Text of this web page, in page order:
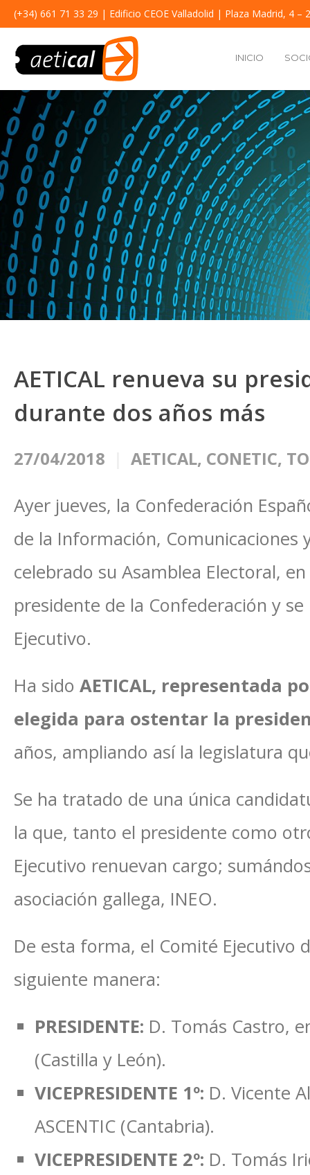
(+34) 661 71 33 29 | Edificio CEOE Valladolid | Plaza Madrid, 4 –
INICIO
AETICAL renueva su
durante dos años más
27/04/2018 AETICAL, CONETIC,
Ayer jueves, la Confederación
de la Información, Comunicaciones
celebrado su Asamblea Electoral,
presidente de la Confederación y
Ejecutivo.
Ha sido AETICAL, representada
elegida para ostentar la
años, ampliando así la legislatura
Se ha tratado de una única
la que, tanto el presidente como
Ejecutivo renuevan cargo;
asociación gallega, INEO.
De esta forma, el Comité Ejecutivo
siguiente manera:
PRESIDENTE: D. Tomás Castro,
(Castilla y León).
VICEPRESIDENTE 1º: D. Vicente
ASCENTIC (Cantabria).
VICEPRESIDENTE 2º: D. Tomás